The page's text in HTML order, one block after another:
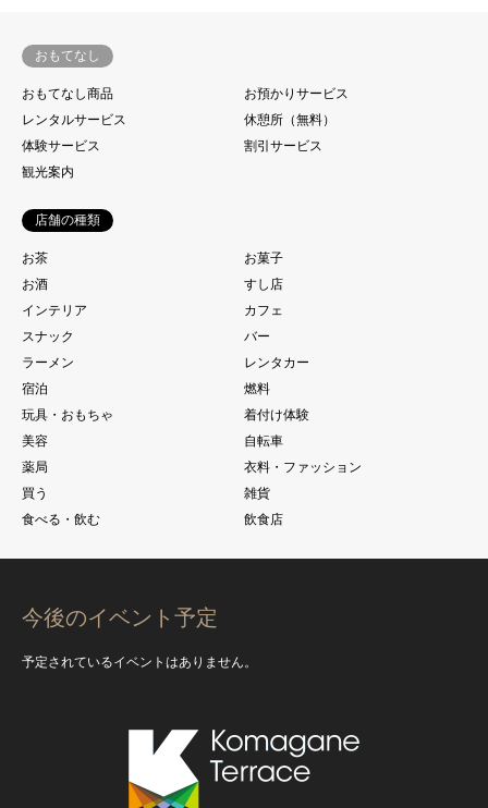
おもてなし
おもてなし商品
お預かりサービス
レンタルサービス
休憩所（無料）
体験サービス
割引サービス
観光案内
店舗の種類
お茶
お菓子
お酒
すし店
インテリア
カフェ
スナック
バー
ラーメン
レンタカー
宿泊
燃料
玩具・おもちゃ
着付け体験
美容
自転車
薬局
衣料・ファッション
買う
雑貨
食べる・飲む
飲食店
今後のイベント予定
予定されているイベントはありません。